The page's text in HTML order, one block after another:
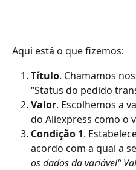
Aqui está o que fizemos:
Título. Chamamos
“Status do pedido
Valor. Escolhemos a
do Aliexpress como o
Condição 1.
acordo com a qual a
os dados da variável“